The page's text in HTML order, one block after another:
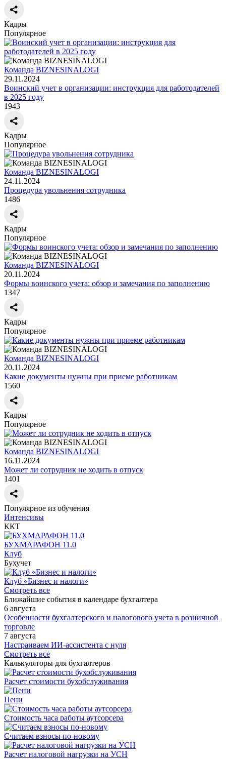
Кадры
Популярное
Команда BIZNESINALOGI
29.11.2024
Воинский учет в организации: инструкция для работодателей
в 2025 году
1943
Кадры
Популярное
Команда BIZNESINALOGI
24.11.2024
Процедура увольнения сотрудника
1486
Кадры
Популярное
Команда BIZNESINALOGI
20.11.2024
Формы воинского учета: обзор и замечания по заполнению
1347
Кадры
Популярное
Команда BIZNESINALOGI
20.11.2024
Какие документы нужны при приеме работникам
1560
Кадры
Популярное
Команда BIZNESINALOGI
16.11.2024
Может ли сотрудник не ходить в отпуск
1401
Популярное из обучения
Интенсивы
ККТ
БУХМАРАФОН 11.0
Клуб
Бухучет
Клуб «Бизнес и налоги»
Смотреть все
Ближайшие события в календаре бухгалтера
6 августа
Особенности бухгалтерского и налогового учета в розничной
торговле
7 августа
Настраиваем ИИ-ассистента с нуля
Смотреть все
Калькуляторы для бухгалтеров
Расчет стоимости бухобслуживания
Пени
Стоимость часа работы аутсорсера
Считаем взносы по-новому
Расчет налоговой нагрузки на УСН